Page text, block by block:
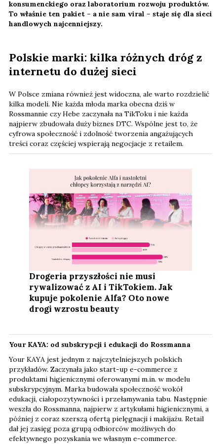
konsumenckiego oraz laboratorium rozwoju produktów.
To właśnie ten pakiet – a nie sam viral – staje się dla sieci
handlowych najcenniejszy.
Polskie marki: kilka różnych dróg z
internetu do dużej sieci
W Polsce zmiana również jest widoczna, ale warto rozdzielić
kilka modeli. Nie każda młoda marka obecna dziś w
Rossmannie czy Hebe zaczynała na TikToku i nie każda
najpierw zbudowała duży biznes DTC. Wspólne jest to, że
cyfrowa społeczność i zdolność tworzenia angażujących
treści coraz częściej wspierają negocjacje z retailem.
Drogeria przyszłości nie musi
rywalizować z AI i TikTokiem. Jak
kupuje pokolenie Alfa? Oto nowe
drogi wzrostu beauty
Your KAYA: od subskrypcji i edukacji do Rossmanna
Your KAYA jest jednym z najczytelniejszych polskich
przykładów. Zaczynała jako start-up e-commerce z
produktami higienicznymi oferowanymi m.in. w modelu
subskrypcyjnym. Marka budowała społeczność wokół
edukacji, ciałopozytywności i przełamywania tabu. Następnie
weszła do Rossmanna, najpierw z artykułami higienicznymi, a
później z coraz szerszą ofertą pielęgnacji i makijażu. Retail
dał jej zasięg poza grupą odbiorców możliwych do
efektywnego pozyskania we własnym e-commerce.